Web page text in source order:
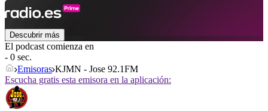
Descubrir más
El podcast comienza en
- 0 sec.
Emisoras KJMN - Jose 92.1FM
Escucha gratis esta emisora en la aplicación: